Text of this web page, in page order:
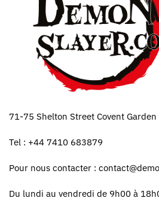
71-75 Shelton Street Covent Garden
Tel : +44 7410 683879
Pour nous contacter :
Du lundi au vendredi de 9h00 à